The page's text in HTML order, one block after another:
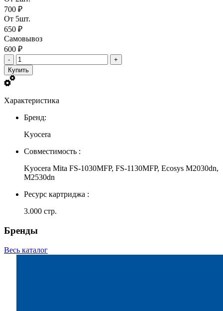
700 ₽
От 5шт.
650 ₽
Самовывоз
600 ₽
-
+
Купить
Характеристика
Бренд:
Kyocera
Совместимость :
Kyocera Mita FS-1030MFP, FS-1130MFP, Ecosys M2030dn,
M2530dn
Ресурс картриджа :
3.000 стр.
Бренды
Весь каталог